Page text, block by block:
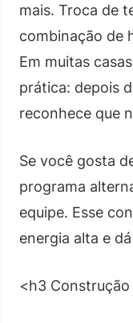
mais. Troca de
combinação de
Em muitas
prática: depois
reconhece que
Se você gosta
programa
equipe. Esse
energia alta e
<h3